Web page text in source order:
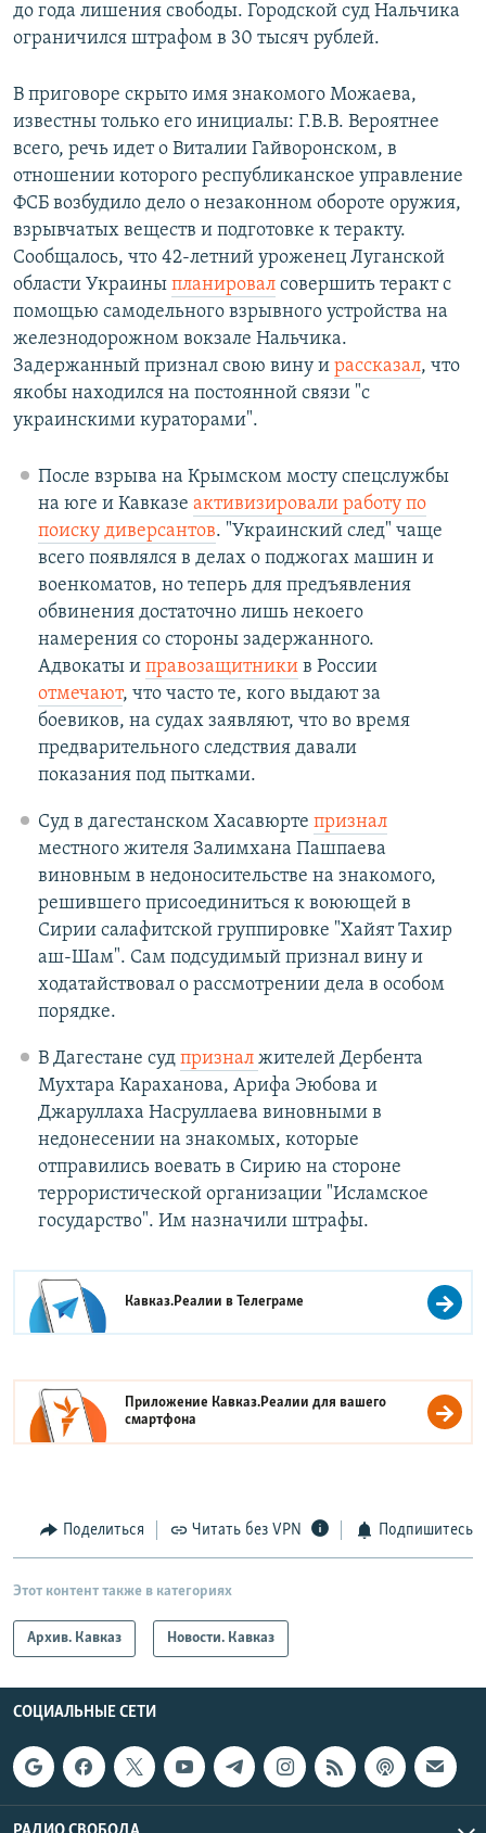
до года лишения свободы. Городской суд Нальчика
ограничился штрафом в 30 тысяч рублей.
В приговоре скрыто имя знакомого Можаева,
известны только его инициалы: Г.В.В. Вероятнее
всего, речь идет о Виталии Гайворонском, в
отношении которого республиканское управление
ФСБ возбудило дело о незаконном обороте оружия,
взрывчатых веществ и подготовке к теракту.
Сообщалось, что 42-летний уроженец Луганской
области Украины планировал совершить теракт с
помощью самодельного взрывного устройства на
железнодорожном вокзале Нальчика.
Задержанный признал свою вину и рассказал, что
якобы находился на постоянной связи "с
украинскими кураторами".
После взрыва на Крымском мосту спецслужбы
на юге и Кавказе активизировали работу по
поиску диверсантов. "Украинский след" чаще
всего появлялся в делах о поджогах машин и
военкоматов, но теперь для предъявления
обвинения достаточно лишь некоего
намерения со стороны задержанного.
Адвокаты и правозащитникив России
отмечают, что часто те, кого выдают за
боевиков, на судах заявляют, что во время
предварительного следствия давали
показания под пытками.
Суд в дагестанском Хасавюрте признал
местного жителя Залимхана Пашпаева
виновным в недоносительстве на знакомого,
решившего присоединиться к воюющей в
Сирии салафитской группировке "Хайят Тахир
аш-Шам". Сам подсудимый признал вину и
ходатайствовал о рассмотрении дела в особом
порядке.
В Дагестане суд признал жителей Дербента
Мухтара Караханова, Арифа Эюбова и
Джаруллаха Насруллаева виновными в
недонесении на знакомых, которые
отправились воевать в Сирию на стороне
террористической организации "Исламское
государство". Им назначили штрафы.
Кавказ.Реалии вТелеграме
Приложение Кавказ.Реалии для вашего
смартфона
Поделиться Читать без VPN Подпишитесь
Этот контент также в категориях
Архив. Кавказ Новости. Кавказ
СОЦИАЛЬНЫЕ СЕТИ